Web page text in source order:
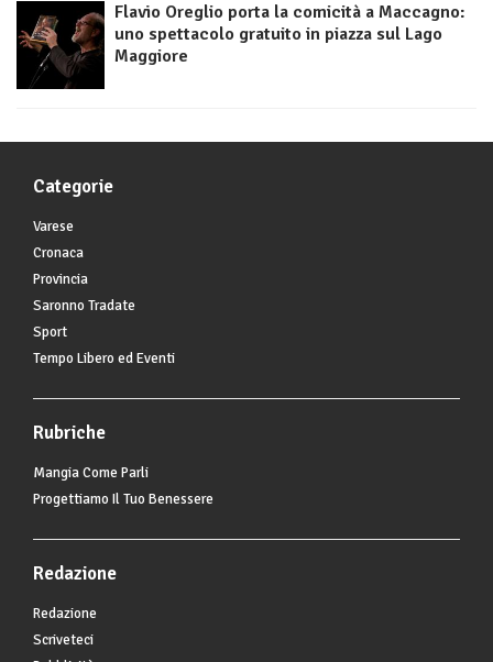
Flavio Oreglio porta la comicità a Maccagno:
uno spettacolo gratuito in piazza sul Lago
Maggiore
Categorie
Varese
Cronaca
Provincia
Saronno Tradate
Sport
Tempo Libero ed Eventi
Rubriche
Mangia Come Parli
Progettiamo Il Tuo Benessere
Redazione
Redazione
Scriveteci